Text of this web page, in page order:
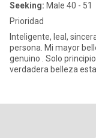
Seeking: Male 40 - 51
Prioridad
Inteligente, leal,
persona. Mi mayor
genuino . Solo
verdadera belleza